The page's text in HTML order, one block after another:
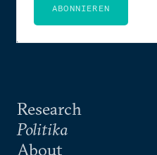
Research
Politika
About
ABONNIEREN